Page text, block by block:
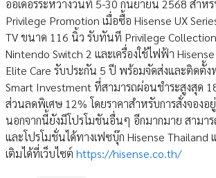
ออเดอร์ระหว่างวันที่ 5-30 กันยายน 2568 สำห
Privilege Promotion เมื่อซื้อ Hisense UX
TV ขนาด 116 นิ้ว รับทันที Privilege
Nintendo Switch 2 และเครื่องใช้ไฟฟ้า
Elite Care รับประกัน 5 ปี พร้อมจัดส่งและติดตั้ง
Smart Investment ที่สามารถผ่อนชำระสูงสุด
ส่วนลดพิเศษ 12% โดยราคาสำหรับการสั่งจอง
นอกจากนี้ยังมีโปรโมชันอื่นๆ อีกมากมาย สามา
และโปรโมชั่นได้ทางเฟซบุ๊ก Hisense Thailand
เติมได้ที่เว็บไซต์ https://hisense.co.th/